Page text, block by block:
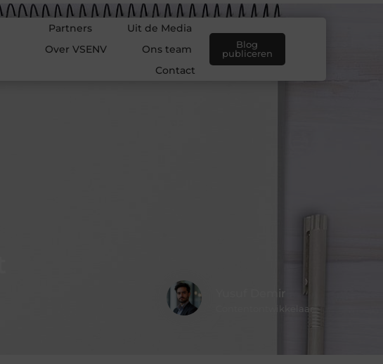
Partners
Uit de Media
Over VSENV
Ons team
Contact
Blog
publiceren
Yusuf Demir
Contentontwikkelaar